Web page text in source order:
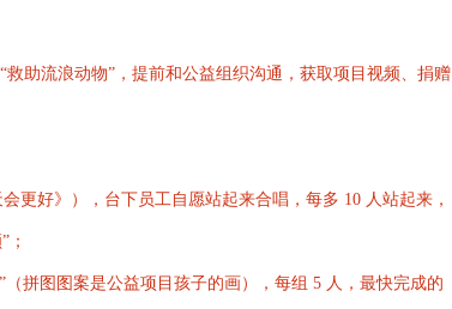
助流浪动物”，提前和公益组织沟通，获取项目视频、捐赠
好》），台下员工自愿站起来合唱，每多 10 人站起来，
；
拼图图案是公益项目孩子的画），每组 5 人，最快完成的